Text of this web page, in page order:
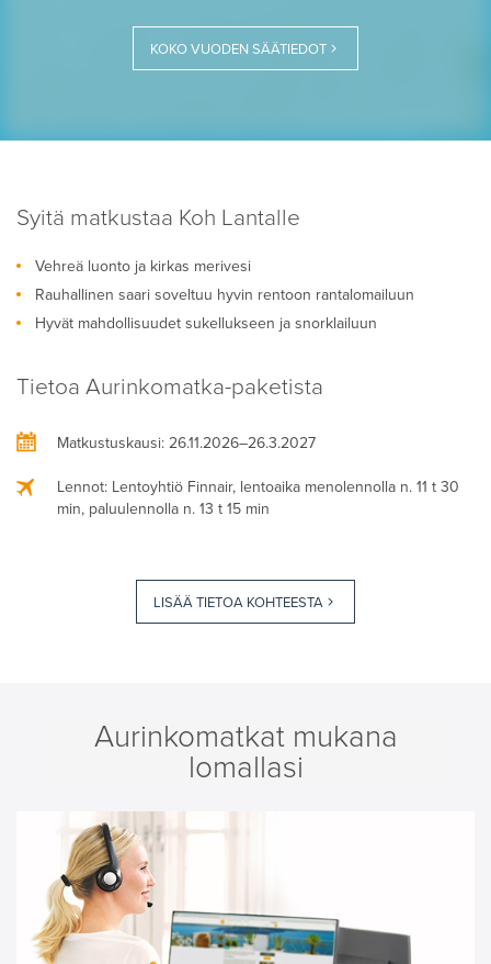
KOKO VUODEN SÄÄTIEDOT
Syitä matkustaa Koh Lantalle
Vehreä luonto ja kirkas merivesi
Rauhallinen saari soveltuu hyvin rentoon rantalomailuun
Hyvät mahdollisuudet sukellukseen ja snorklailuun
Tietoa Aurinkomatka-paketista
Matkustuskausi: 26.11.2026–26.3.2027
Lennot: Lentoyhtiö Finnair, lentoaika menolennolla n. 11 t 30
min, paluulennolla n. 13 t 15 min
LISÄÄ TIETOA KOHTEESTA
Aurinkomatkat mukana
lomallasi